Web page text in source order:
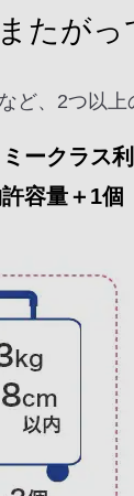
たがっ
ど、2つ以
クラス
容量＋1